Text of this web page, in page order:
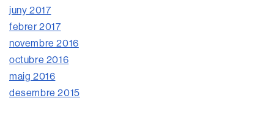
juny 2017
febrer 2017
novembre 2016
octubre 2016
maig 2016
desembre 2015